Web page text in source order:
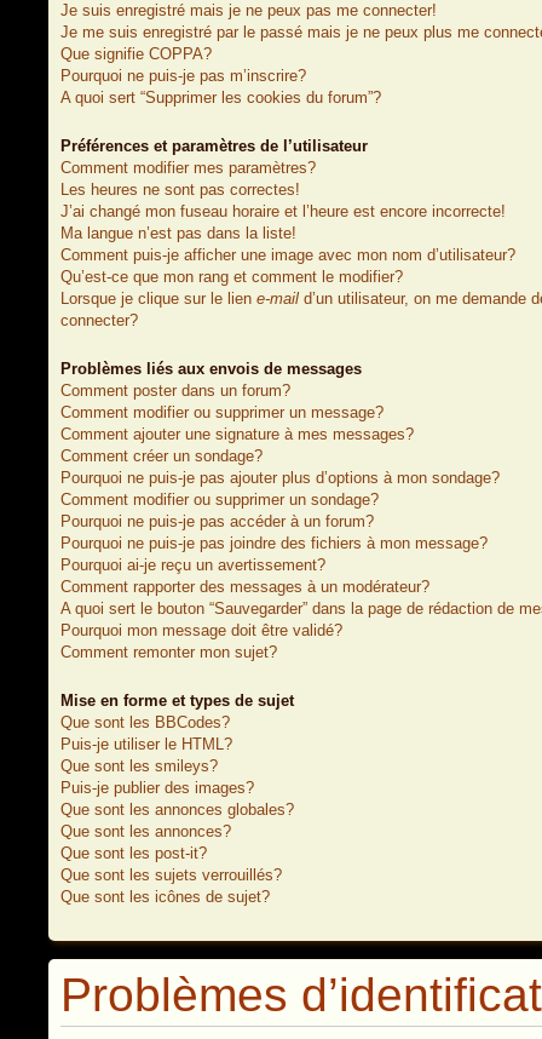
Je suis enregistré mais je ne peux pas me connecter!
Je me suis enregistré par le passé mais je ne peux plus me
Que signifie COPPA?
Pourquoi ne puis-je pas m’inscrire?
A quoi sert “Supprimer les cookies du forum”?
Préférences et paramètres de l’utilisateur
Comment modifier mes paramètres?
Les heures ne sont pas correctes!
J’ai changé mon fuseau horaire et l’heure est encore incorrecte!
Ma langue n’est pas dans la liste!
Comment puis-je afficher une image avec mon nom d’utilisateur?
Qu’est-ce que mon rang et comment le modifier?
Lorsque je clique sur le lien e-mail d’un utilisateur, on me demande
connecter?
Problèmes liés aux envois de messages
Comment poster dans un forum?
Comment modifier ou supprimer un message?
Comment ajouter une signature à mes messages?
Comment créer un sondage?
Pourquoi ne puis-je pas ajouter plus d’options à mon sondage?
Comment modifier ou supprimer un sondage?
Pourquoi ne puis-je pas accéder à un forum?
Pourquoi ne puis-je pas joindre des fichiers à mon message?
Pourquoi ai-je reçu un avertissement?
Comment rapporter des messages à un modérateur?
A quoi sert le bouton “Sauvegarder” dans la page de rédaction de
Pourquoi mon message doit être validé?
Comment remonter mon sujet?
Mise en forme et types de sujet
Que sont les BBCodes?
Puis-je utiliser le HTML?
Que sont les smileys?
Puis-je publier des images?
Que sont les annonces globales?
Que sont les annonces?
Que sont les post-it?
Que sont les sujets verrouillés?
Que sont les icônes de sujet?
Problèmes